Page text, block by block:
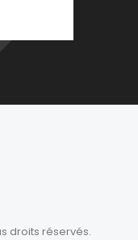
droits réservés.